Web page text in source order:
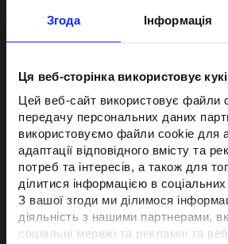
Згода Інформація
Ця веб-сторінка використовує кукі
Цей веб-сайт використовує файли
передачу персональних даних
використовуємо файли cookie для
адаптації відповідного вмісту та
потреб та інтересів, а також для
ділитися інформацією в
З вашої згоди ми ділимося
діяльність з нашими партнерами,
соціальні мережі та рекламні та